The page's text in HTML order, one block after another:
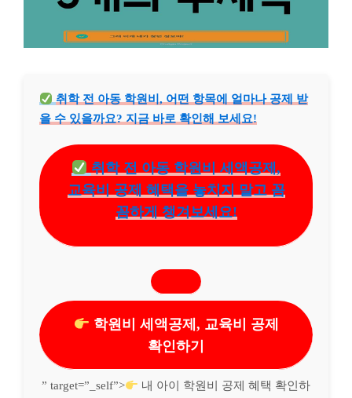
취학 전 아동 학원비, 어떤 항목에 얼마나 공제 받
을 수 있을까요? 지금 바로 확인해 보세요!
취학 전 아동 학원비 세액공제,
교육비 공제 혜택을 놓치지 말고 꼼
꼼하게 챙겨보세요!
학원비 세액공제, 교육비 공제
확인하기
” target=”_self”>
내 아이 학원비 공제 혜택 확인하